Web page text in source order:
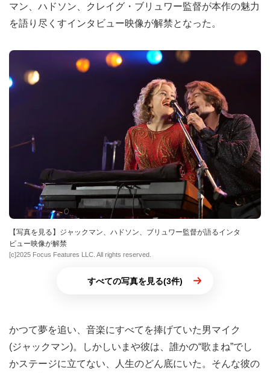
マン、ハドソン、クレイグ・ブリュワー監督が本作の魅力
を語り尽くすインタビュー映像が解禁となった。
【写真を見る】ジャックマン、ハドソン、ブリュワー監督が語るインタ
ビュー映像が解禁
[c]2025 Focus Features LLC. All rights reserved.
すべての写真を見る(3件)
かつて夢を追い、音楽にすべてを捧げていた男マイク
(ジャックマン)。しかしいまや彼は、誰かの“歌まね”でし
かステージに立てない、人生のどん底にいた。そんな彼の